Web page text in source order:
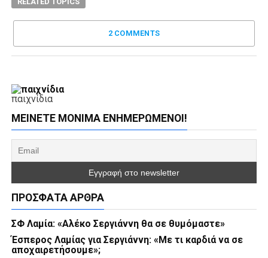
2 COMMENTS
παιχνίδια
ΜΕΊΝΕΤΕ ΜΌΝΙΜΑ ΕΝΗΜΕΡΏΜΕΝΟΙ!
ΠΡΌΣΦΑΤΑ ΆΡΘΡΑ
ΣΦ Λαμία: «Αλέκο Σεργιάννη θα σε θυμόμαστε»
Έσπερος Λαμίας για Σεργιάννη: «Με τι καρδιά να σε
αποχαιρετήσουμε»;